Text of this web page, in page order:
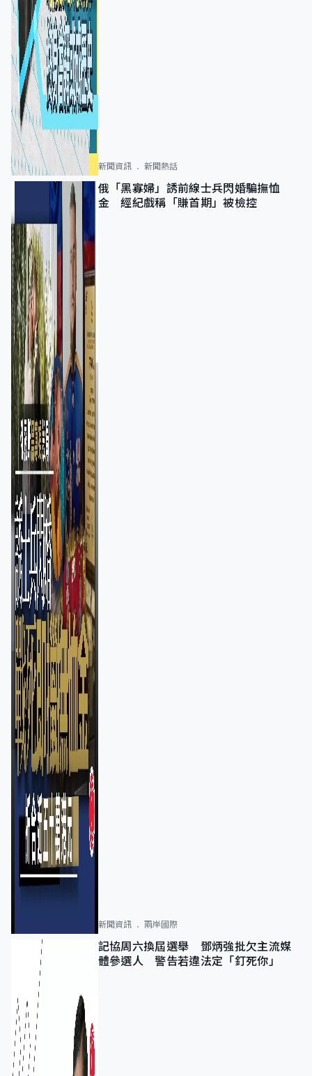
新聞資訊 新聞熱話
俄「黑寡婦」誘前線士兵閃婚騙撫恤
金 經紀戲稱「賺首期」被檢控
新聞資訊 兩岸國際
記協周六換屆選舉 鄧炳強批欠主流媒
體參選人 警告若違法定「釘死你」